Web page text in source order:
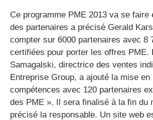
Ce programme PME 2013 va se
des partenaires a précisé Gerald
compter sur 6000 partenaires avec 8
certifiées pour porter les offres PME.
Samagalski, directrice des ventes
Entreprise Group, a ajouté la mise en
compétences avec 120 partenaires
des PME ». Il sera finalisé à la fin du
précisé la responsable. Un site web